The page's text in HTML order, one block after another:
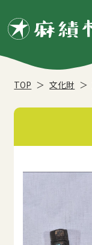
TOP 文化財